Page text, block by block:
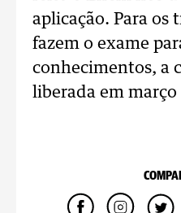
aplicação. Para os
fazem o exame
conhecimentos, a
liberada em